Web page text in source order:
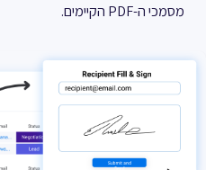
מסמכי ה-PDF הקיימים.